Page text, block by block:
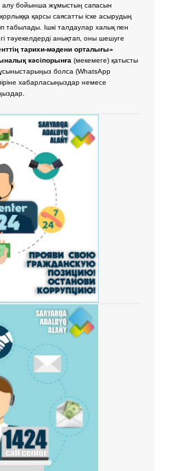
бойынша жұмыстың сапасын
қарсы саясатты іске асырудың
табылады. Ішкі талдаулар халық пен
тәуекелдерді анықтап, оны шешуге
тарихи-мәдени орталығы»
кәсіпорынға (мекемеге) қатысты
болса (WhatsApp
хабарласыңыздар немесе